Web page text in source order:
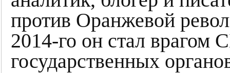
против Оранжевой
2014-го он стал врагом
государственных